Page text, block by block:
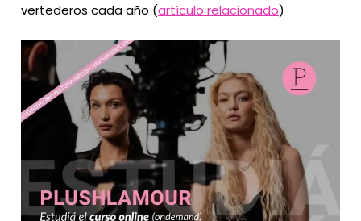
vertederos cada año (artículo relacionado)